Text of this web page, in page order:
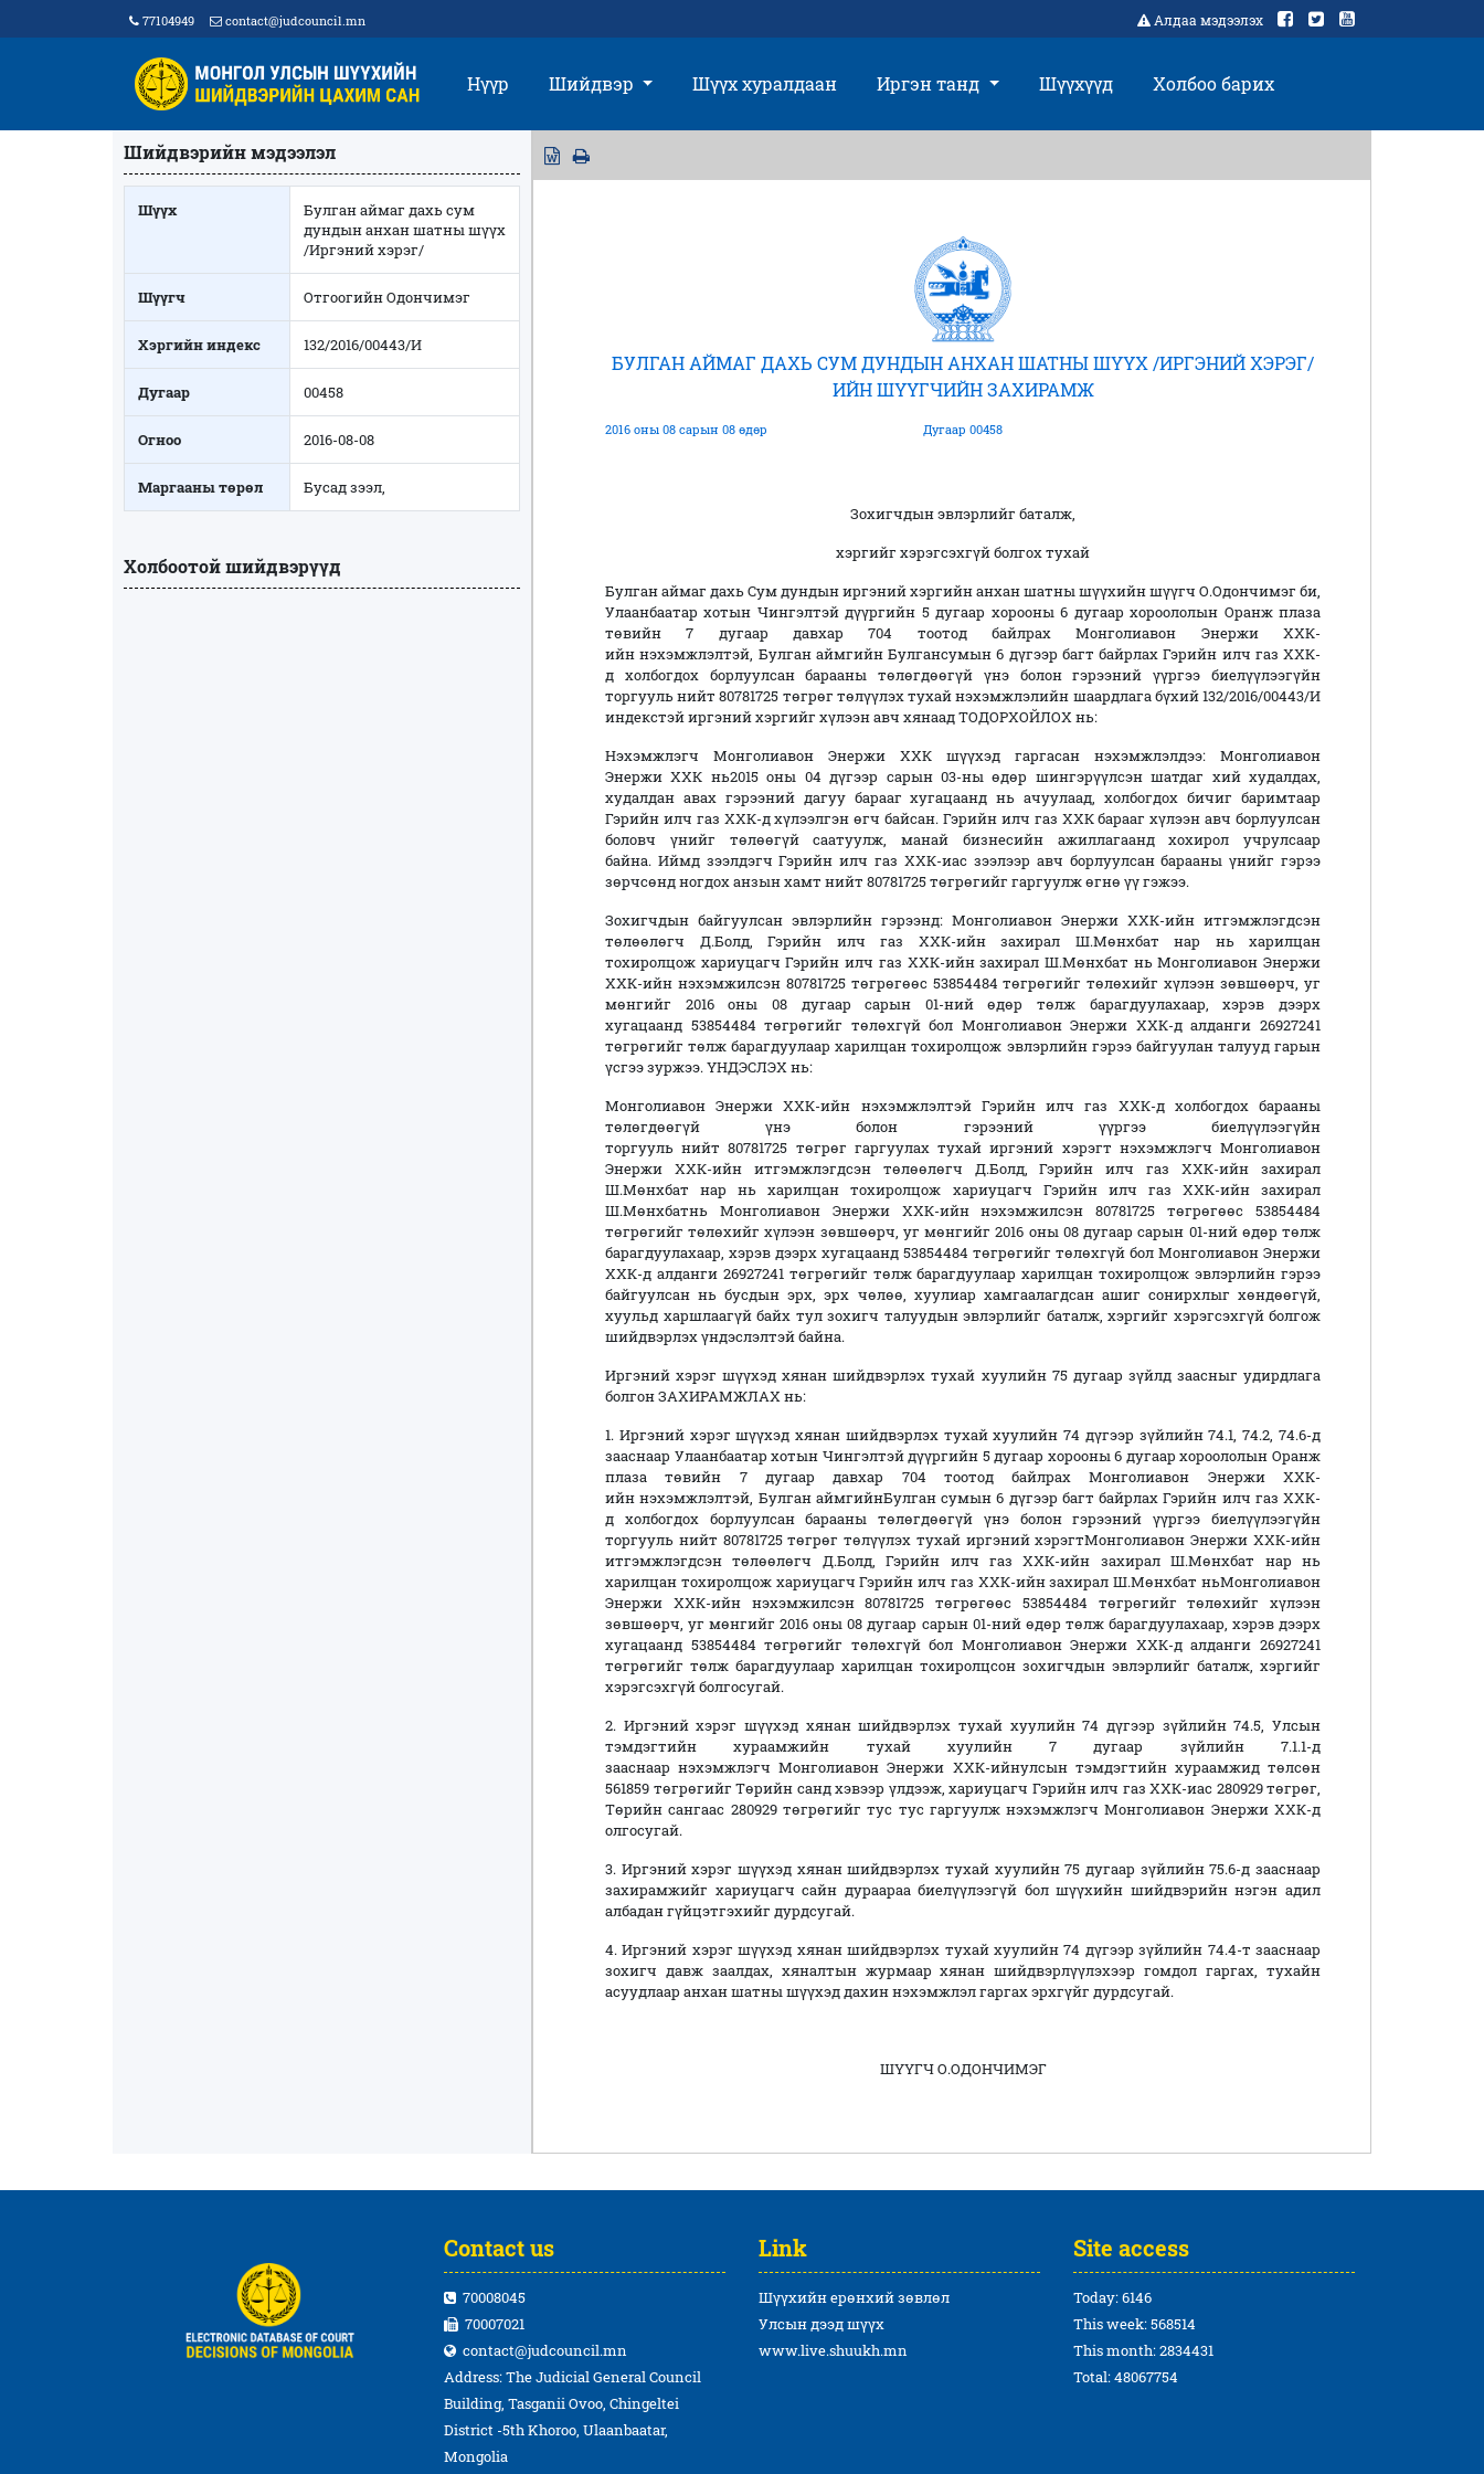
77104949 contact@judcouncil.mn Алдаа мэдээлэх
Нүүр Шийдвэр Шүүх хуралдаан Иргэн танд Шүүхүүд Холбоо барих
Шийдвэрийн мэдээлэл
Шүүх
Булган аймаг дахь сум
дундын анхан шатны шүүх
/Иргэний хэрэг/
Шүүгч Отгоогийн Одончимэг
Хэргийн индекс 132/2016/00443/И
Дугаар 00458
Огноо 2016-08-08
Маргааны төрөл Бусад зээл,
Холбоотой шийдвэрүүд
БУЛГАН АЙМАГ ДАХЬ СУМ ДУНДЫН АНХАН ШАТНЫ ШҮҮХ /ИРГЭНИЙ ХЭРЭГ/
ИЙН ШҮҮГЧИЙН ЗАХИРАМЖ
2016 оны 08 сарын 08 өдөр Дугаар 00458
Зохигчдын эвлэрлийг баталж,
хэргийг хэрэгсэхгүй болгох тухай
Булган аймаг дахь Сум дундын иргэний хэргийн анхан шатны шүүхийн шүүгч О.Одончимэг би,
Улаанбаатар хотын Чингэлтэй дүүргийн 5 дугаар хорооны 6 дугаар хороололын Оранж плаза
төвийн 7 дугаар давхар 704 тоотод байлрах Монголиавон Энержи ХХК-
ийн нэхэмжлэлтэй, Булган аймгийн Булгансумын 6 дүгээр багт байрлах Гэрийн илч газ ХХК-
д холбогдох борлуулсан барааны төлөгдөөгүй үнэ болон гэрээний үүргээ биелүүлээгүйн
торгууль нийт 80781725 төгрөг төлүүлэх тухай нэхэмжлэлийн шаардлага бүхий 132/2016/00443/И
индекстэй иргэний хэргийг хүлээн авч хянаад ТОДОРХОЙЛОХ нь:
Нэхэмжлэгч Монголиавон Энержи ХХК шүүхэд гаргасан нэхэмжлэлдээ: Монголиавон
Энержи ХХК нь2015 оны 04 дүгээр сарын 03-ны өдөр шингэрүүлсэн шатдаг хий худалдах,
худалдан авах гэрээний дагуу барааг хугацаанд нь ачуулаад, холбогдох бичиг баримтаар
Гэрийн илч газ ХХК-д хүлээлгэн өгч байсан. Гэрийн илч газ ХХК барааг хүлээн авч борлуулсан
боловч үнийг төлөөгүй саатуулж, манай бизнесийн ажиллагаанд хохирол учрулсаар
байна. Иймд зээлдэгч Гэрийн илч газ ХХК-иас зээлээр авч борлуулсан барааны үнийг гэрээ
зөрчсөнд ногдох анзын хамт нийт 80781725 төгрөгийг гаргуулж өгнө үү гэжээ.
Зохигчдын байгуулсан эвлэрлийн гэрээнд: Монголиавон Энержи ХХК-ийн итгэмжлэгдсэн
төлөөлөгч Д.Болд, Гэрийн илч газ ХХК-ийн захирал Ш.Мөнхбат нар нь харилцан
тохиролцож хариуцагч Гэрийн илч газ ХХК-ийн захирал Ш.Мөнхбат нь Монголиавон Энержи
ХХК-ийн нэхэмжилсэн 80781725 төгрөгөөс 53854484 төгрөгийг төлөхийг хүлээн зөвшөөрч, уг
мөнгийг 2016 оны 08 дугаар сарын 01-ний өдөр төлж барагдуулахаар, хэрэв дээрх
хугацаанд 53854484 төгрөгийг төлөхгүй бол Монголиавон Энержи ХХК-д алданги 26927241
төгрөгийг төлж барагдуулаар харилцан тохиролцож эвлэрлийн гэрээ байгуулан талууд гарын
үсгээ зуржээ. ҮНДЭСЛЭХ нь:
Монголиавон Энержи ХХК-ийн нэхэмжлэлтэй Гэрийн илч газ ХХК-д холбогдох барааны
төлөгдөөгүй үнэ болон гэрээний үүргээ биелүүлээгүйн
торгууль нийт 80781725 төгрөг гаргуулах тухай иргэний хэрэгт нэхэмжлэгч Монголиавон
Энержи ХХК-ийн итгэмжлэгдсэн төлөөлөгч Д.Болд, Гэрийн илч газ ХХК-ийн захирал
Ш.Мөнхбат нар нь харилцан тохиролцож хариуцагч Гэрийн илч газ ХХК-ийн захирал
Ш.Мөнхбатнь Монголиавон Энержи ХХК-ийн нэхэмжилсэн 80781725 төгрөгөөс 53854484
төгрөгийг төлөхийг хүлээн зөвшөөрч, уг мөнгийг 2016 оны 08 дугаар сарын 01-ний өдөр төлж
барагдуулахаар, хэрэв дээрх хугацаанд 53854484 төгрөгийг төлөхгүй бол Монголиавон Энержи
ХХК-д алданги 26927241 төгрөгийг төлж барагдуулаар харилцан тохиролцож эвлэрлийн гэрээ
байгуулсан нь бусдын эрх, эрх чөлөө, хуулиар хамгаалагдсан ашиг сонирхлыг хөндөөгүй,
хуульд харшлаагүй байх тул зохигч талуудын эвлэрлийг баталж, хэргийг хэрэгсэхгүй болгож
шийдвэрлэх үндэслэлтэй байна.
Иргэний хэрэг шүүхэд хянан шийдвэрлэх тухай хуулийн 75 дугаар зүйлд заасныг удирдлага
болгон ЗАХИРАМЖЛАХ нь:
1. Иргэний хэрэг шүүхэд хянан шийдвэрлэх тухай хуулийн 74 дүгээр зүйлийн 74.1, 74.2, 74.6-д
зааснаар Улаанбаатар хотын Чингэлтэй дүүргийн 5 дугаар хорооны 6 дугаар хороололын Оранж
плаза төвийн 7 дугаар давхар 704 тоотод байлрах Монголиавон Энержи ХХК-
ийн нэхэмжлэлтэй, Булган аймгийнБулган сумын 6 дүгээр багт байрлах Гэрийн илч газ ХХК-
д холбогдох борлуулсан барааны төлөгдөөгүй үнэ болон гэрээний үүргээ биелүүлээгүйн
торгууль нийт 80781725 төгрөг төлүүлэх тухай иргэний хэрэгтМонголиавон Энержи ХХК-ийн
итгэмжлэгдсэн төлөөлөгч Д.Болд, Гэрийн илч газ ХХК-ийн захирал Ш.Мөнхбат нар нь
харилцан тохиролцож хариуцагч Гэрийн илч газ ХХК-ийн захирал Ш.Мөнхбат ньМонголиавон
Энержи ХХК-ийн нэхэмжилсэн 80781725 төгрөгөөс 53854484 төгрөгийг төлөхийг хүлээн
зөвшөөрч, уг мөнгийг 2016 оны 08 дугаар сарын 01-ний өдөр төлж барагдуулахаар, хэрэв дээрх
хугацаанд 53854484 төгрөгийг төлөхгүй бол Монголиавон Энержи ХХК-д алданги 26927241
төгрөгийг төлж барагдуулаар харилцан тохиролцсон зохигчдын эвлэрлийг баталж, хэргийг
хэрэгсэхгүй болгосугай.
2. Иргэний хэрэг шүүхэд хянан шийдвэрлэх тухай хуулийн 74 дүгээр зүйлийн 74.5, Улсын
тэмдэгтийн хураамжийн тухай хуулийн 7 дугаар зүйлийн 7.1.1-д
зааснаар нэхэмжлэгч Монголиавон Энержи ХХК-ийнулсын тэмдэгтийн хураамжид төлсөн
561859 төгрөгийг Төрийн санд хэвээр үлдээж, хариуцагч Гэрийн илч газ ХХК-иас 280929 төгрөг,
Төрийн сангаас 280929 төгрөгийг тус тус гаргуулж нэхэмжлэгч Монголиавон Энержи ХХК-д
олгосугай.
3. Иргэний хэрэг шүүхэд хянан шийдвэрлэх тухай хуулийн 75 дугаар зүйлийн 75.6-д зааснаар
захирамжийг хариуцагч сайн дураараа биелүүлээгүй бол шүүхийн шийдвэрийн нэгэн адил
албадан гүйцэтгэхийг дурдсугай.
4. Иргэний хэрэг шүүхэд хянан шийдвэрлэх тухай хуулийн 74 дүгээр зүйлийн 74.4-т зааснаар
зохигч давж заалдах, хяналтын журмаар хянан шийдвэрлүүлэхээр гомдол гаргах, тухайн
асуудлаар анхан шатны шүүхэд дахин нэхэмжлэл гаргах эрхгүйг дурдсугай.
ШҮҮГЧ О.ОДОНЧИМЭГ
Contact us
70008045
70007021
contact@judcouncil.mn
Address: The Judicial General Council
Building, Tasganii Ovoo, Chingeltei
District -5th Khoroo, Ulaanbaatar,
Mongolia
Link
Шүүхийн ерөнхий зөвлөл
Улсын дээд шүүх
www.live.shuukh.mn
Site access
Today: 6146
This week: 568514
This month: 2834431
Total: 48067754